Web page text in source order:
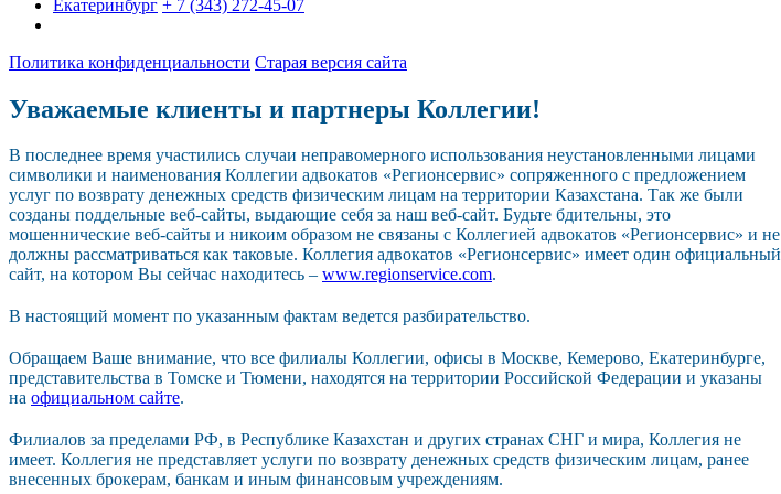
Екатеринбург + 7 (343) 272-45-07
Политика конфиденциальности Старая версия сайта
Уважаемые клиенты и партнеры Коллегии!
В последнее время участились случаи неправомерного использования неустановленными лицами
символики и наименования Коллегии адвокатов «Регионсервис» сопряженного с предложением
услуг по возврату денежных средств физическим лицам на территории Казахстана. Так же были
созданы поддельные веб-сайты, выдающие себя за наш веб-сайт. Будьте бдительны, это
мошеннические веб-сайты и никоим образом не связаны с Коллегией адвокатов «Регионсервис» и не
должны рассматриваться как таковые. Коллегия адвокатов «Регионсервис» имеет один официальный
сайт, на котором Вы сейчас находитесь – www.regionservice.com.
В настоящий момент по указанным фактам ведется разбирательство.
Обращаем Ваше внимание, что все филиалы Коллегии, офисы в Москве, Кемерово, Екатеринбурге,
представительства в Томске и Тюмени, находятся на территории Российской Федерации и указаны
на официальном сайте.
Филиалов за пределами РФ, в Республике Казахстан и других странах СНГ и мира, Коллегия не
имеет. Коллегия не представляет услуги по возврату денежных средств физическим лицам, ранее
внесенных брокерам, банкам и иным финансовым учреждениям.